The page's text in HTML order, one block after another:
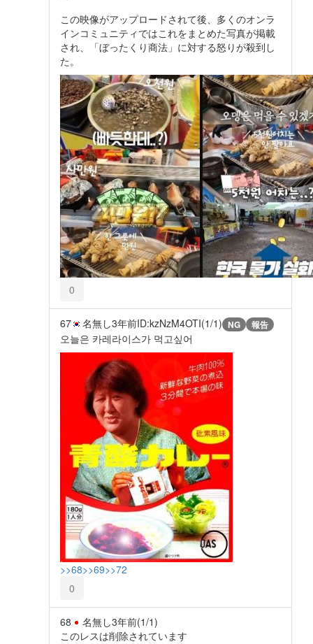
この映像がアップロードされて後、多くのオンラ
インコミュニティではこれをまとめた写真が掲載
され、「ぼったくり商法」に対する怒りが殺到し
た。
0
67 名無し3年前ID:kzNzM4OTI(1/1) NG 報告
오늘은 카레라이스가 먹고싶어
>>68>>69>>72
0
68 名無し3年前(1/1)
このレスは削除されています